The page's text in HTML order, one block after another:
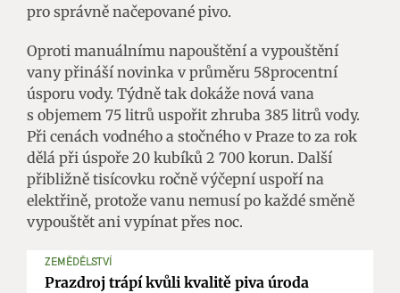
pro správně načepované pivo.
Oproti manuálnímu napouštění a vypouštění
vany přináší novinka v průměru 58procentní
úsporu vody. Týdně tak dokáže nová vana
s objemem 75 litrů uspořit zhruba 385 litrů vody.
Při cenách vodného a stočného v Praze to za rok
dělá při úspoře 20 kubíků 2 700 korun. Další
přibližně tisícovku ročně výčepní uspoří na
elektřině, protože vanu nemusí po každé směně
vypouštět ani vypínat přes noc.
ZEMĚDĚLSTVÍ
Prazdroj trápí kvůli kvalitě piva úroda